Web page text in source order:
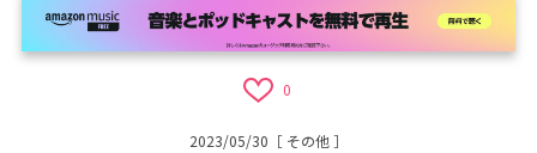
0
2023/05/30 ［ その他］